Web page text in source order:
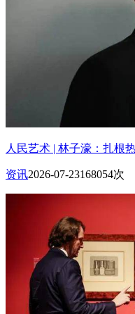
人民艺术 | 林子濠：扎根
资讯2026-07-23168054次